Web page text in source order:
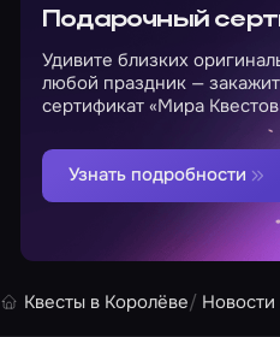
Подарочный
Удивите близких
любой праздник —
сертификат «Мира
Узнать подробности
Квесты в Королёве Новости